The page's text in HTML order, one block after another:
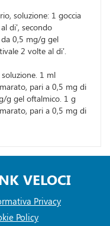
soluzione: 1 goccia
di', secondo
0,5 mg/g gel
2 volte al di'.
1 ml
pari a 0,5 mg di
g gel oftalmico. 1 g
pari a 0,5 mg di
VELOCI
Privacy
Policy